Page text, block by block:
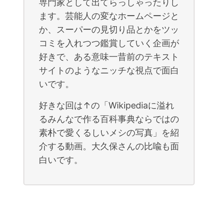
ます。芸能人の変なホームページと
か、スーパーの見切り品とかをツッ
コミを入れつつ鑑賞していく企画が
好きで、ある意味一昔前のテキスト
サイトのようなニッチな視点で面白
いです。
好きな回は↑の「Wikipediaに溢れ
るみんなで作る百科事典ならではの
素朴で愛くるしいメシの写真」を紹
介する動画。大久保さんの比喩も面
白いです。